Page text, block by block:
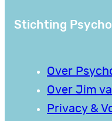
Stichting
Over
Over Jim
Privacy &